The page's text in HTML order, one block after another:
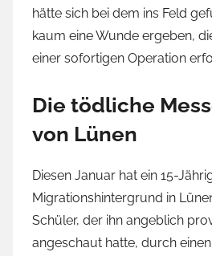
hätte sich bei dem ins Feld
kaum eine Wunde ergeben,
einer sofortigen Operation
Die tödliche
von Lünen
Diesen Januar hat ein 15-
Migrationshintergrund in
Schüler, der ihn angeblich
angeschaut hatte, durch